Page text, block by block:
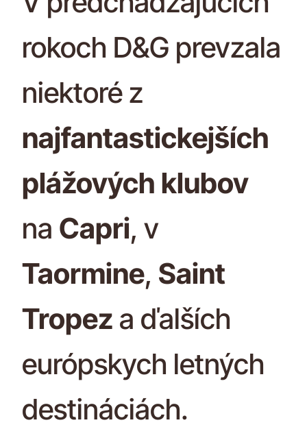
rokoch D&G prevzala
niektoré z
najfantastickejších
plážových klubov
na Capri, v
Taormine, Saint
Tropez a ďalších
európskych letných
destináciách.